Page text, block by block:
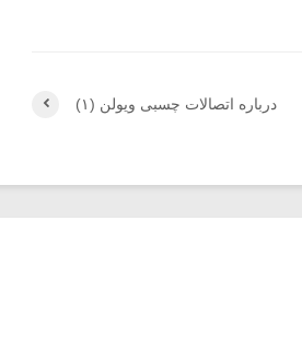
درباره اتصالات چسبی ویولن (۱)